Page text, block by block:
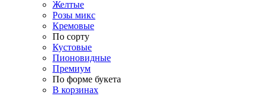
Желтые
Розы микс
Кремовые
По сорту
Кустовые
Пионовидные
Премиум
По форме букета
В корзинах